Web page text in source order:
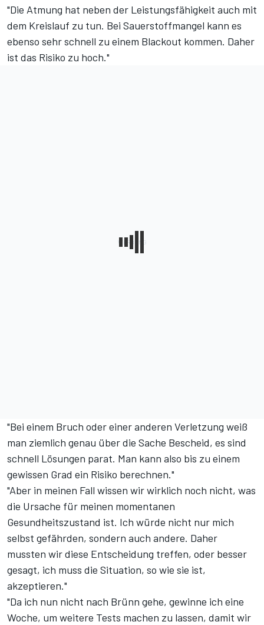
"Die Atmung hat neben der Leistungsfähigkeit auch mit
dem Kreislauf zu tun. Bei Sauerstoffmangel kann es
ebenso sehr schnell zu einem Blackout kommen. Daher
ist das Risiko zu hoch."
"Bei einem Bruch oder einer anderen Verletzung weiß
man ziemlich genau über die Sache Bescheid, es sind
schnell Lösungen parat. Man kann also bis zu einem
gewissen Grad ein Risiko berechnen."
"Aber in meinen Fall wissen wir wirklich noch nicht, was
die Ursache für meinen momentanen
Gesundheitszustand ist. Ich würde nicht nur mich
selbst gefährden, sondern auch andere. Daher
mussten wir diese Entscheidung treffen, oder besser
gesagt, ich muss die Situation, so wie sie ist,
akzeptieren."
"Da ich nun nicht nach Brünn gehe, gewinne ich eine
Woche, um weitere Tests machen zu lassen, damit wir